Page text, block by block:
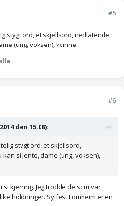
#5
stygt ord, et skjellsord, nedlatende,
(ung, voksen), kvinne.
#6
den 15.08):
stygt ord, et skjellsord,
si jente, dame (ung, voksen),
si kjerring. Jeg trodde de som var
holdninger. Sylfest Lomheim er en